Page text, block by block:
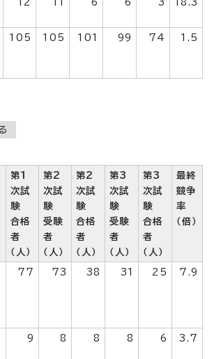
105 105 101 99 74 1.5
第1
次試
験
合格
者
（人）
第2
次試
験
受験
者
（人）
第2
次試
験
合格
者
（人）
第3
次試
験
受験
者
（人）
第3
次試
験
合格
者
（人）
最終
競争
率
（倍）
77 73 38 31 25 7.9
9 8 8 8 6 3.7